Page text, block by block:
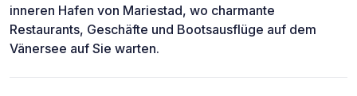
inneren Hafen von Mariestad, wo charmante
Restaurants, Geschäfte und Bootsausflüge auf dem
Vänersee auf Sie warten.